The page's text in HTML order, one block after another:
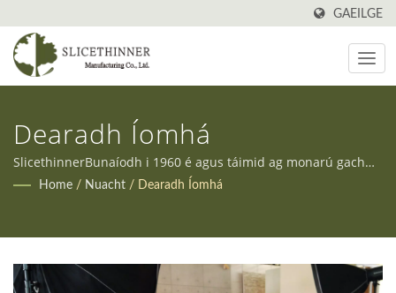
GAEILGE
Dearadh Íomhá
SlicethinnerBunaíodh i 1960 é agus táimid ag monarú gach
saghas troscáin i Taiwan ó shin i leith. Ina theannta sin,
Home / Nuacht / Dearadh Íomhá